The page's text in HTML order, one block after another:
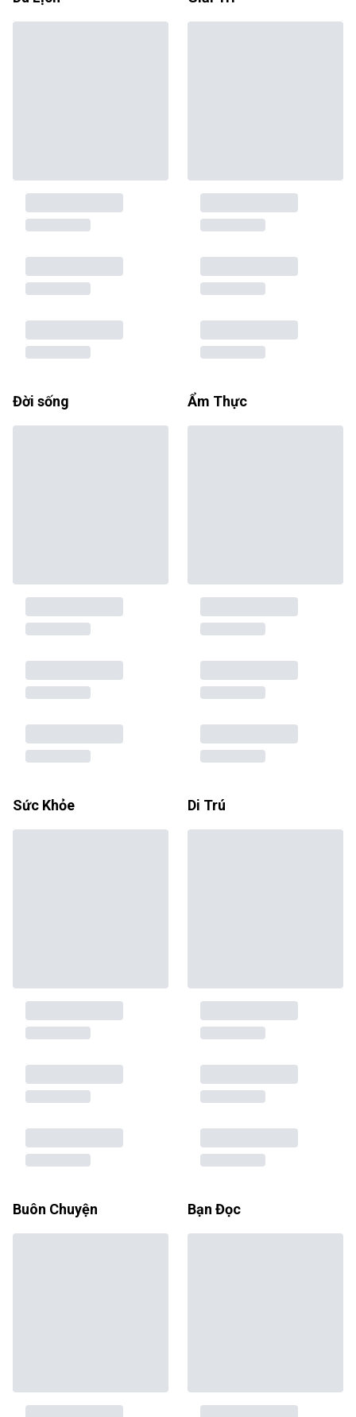
Đời sống Ẩm Thực
Sức Khỏe Di Trú
Buôn Chuyện Bạn Đọc